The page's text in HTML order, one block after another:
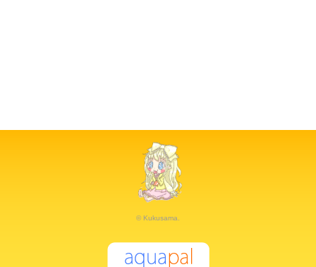
© Kukusama.